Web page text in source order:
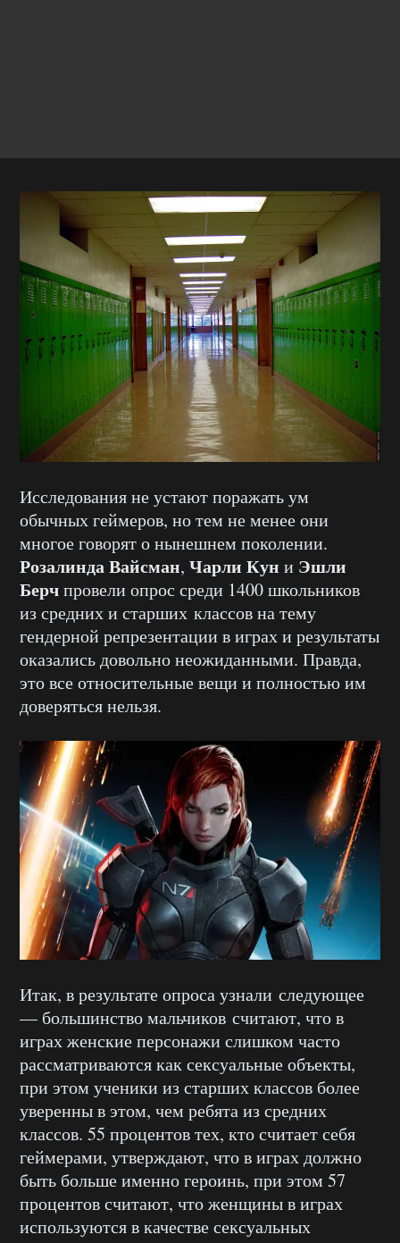
Исследования не устают поражать ум
обычных геймеров, но тем не менее они
многое говорят о нынешнем поколении.
Розалинда Вайсман, Чарли Кун и Эшли
Берчпровели опрос среди 1400 школьников
из средних и старших классов на тему
гендерной репрезентации в играх и результаты
оказались довольно неожиданными. Правда,
это все относительные вещи и полностью им
доверяться нельзя.
Итак, в результате опроса узнали следующее
— большинство мальчиков считают, что в
играх женские персонажи слишком часто
рассматриваются как сексуальные объекты,
при этом ученики из старших классов более
уверенны в этом, чем ребята из средних
классов. 55 процентов тех, кто считает себя
геймерами, утверждают, что в играх должно
быть больше именно героинь, при этом 57
процентов считают, что женщины в играх
используются в качестве сексуальных